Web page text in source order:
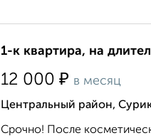
1-к квартира, на
12 000 ₽ в месяц
Центральный район,
Срочно! После